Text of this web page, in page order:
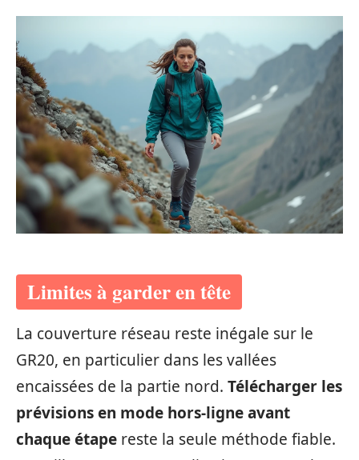
Limites à garder en tête
La couverture réseau reste inégale sur le
GR20, en particulier dans les vallées
encaissées de la partie nord. Télécharger les
prévisions en mode hors-ligne avant
chaque étape reste la seule méthode fiable.